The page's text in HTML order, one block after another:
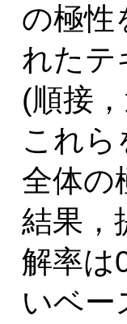
の極性
れたテ
(順接
これら
全体の
結果，
解率は
いベー